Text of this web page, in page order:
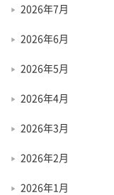
2026年7月
2026年6月
2026年5月
2026年4月
2026年3月
2026年2月
2026年1月